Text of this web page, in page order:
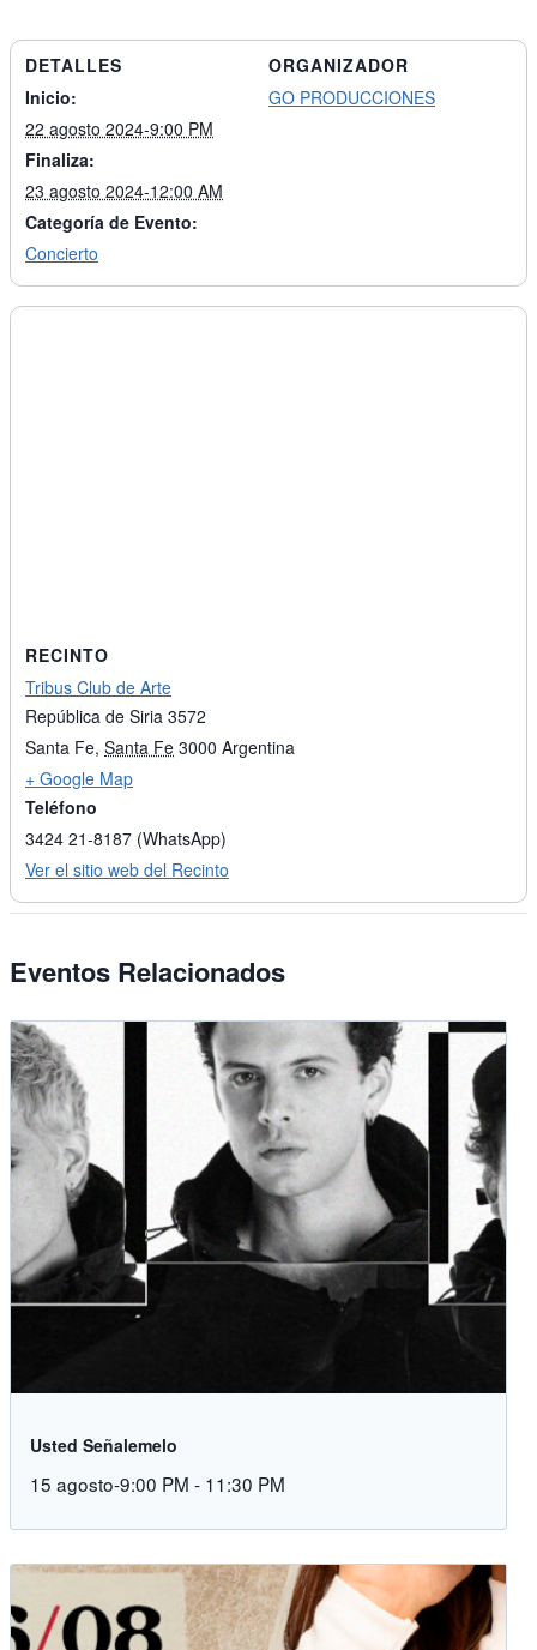
DETALLES
Inicio:
22 agosto 2024-9:00 PM
Finaliza:
23 agosto 2024-12:00 AM
Categoría de Evento:
Concierto
ORGANIZADOR
GO PRODUCCIONES
RECINTO
Tribus Club de Arte
República de Siria 3572
Santa Fe, Santa Fe 3000 Argentina
+ Google Map
Teléfono
3424 21-8187 (WhatsApp)
Ver el sitio web del Recinto
Eventos Relacionados
Usted Señalemelo
15 agosto-9:00 PM - 11:30 PM